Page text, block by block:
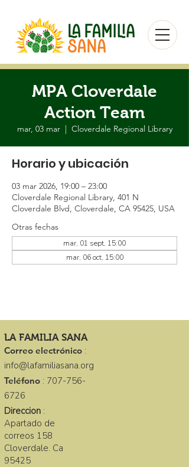
MPA Cloverdale
Action Team
mar, 03 mar
  |
Cloverdale Regional Library
Horario y ubicación
03 mar 2026, 19:00 – 23:00
Cloverdale Regional Library, 401 N
Cloverdale Blvd, Cloverdale, CA 95425, USA
Otras fechas
mar, 01 sept, 15:00
mar, 06 oct, 15:00
LA FAMILIA SANA
Correo electrónico :
info@lafamiliasana.org
Teléfono : 707-756-
6726
Direccion :
Apartado de
correos 158
Cloverdale. Ca
95425